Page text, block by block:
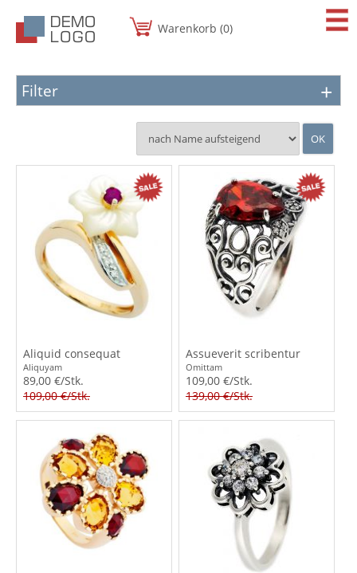
Warenkorb (0)
Filter
Aliquid consequat
Aliquyam
89,00 €/Stk.
109,00 €/Stk.
Assueverit scribentur
Omittam
109,00 €/Stk.
139,00 €/Stk.